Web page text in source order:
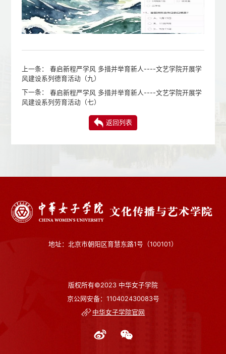
上一条： 春启新程严学风 多措并举育新人----文艺学院开展学
风建设系列德育活动（九）
下一条： 春启新程严学风 多措并举育新人----文艺学院开展学
风建设系列劳育活动（七）
返回列表
地址：北京市朝阳区育慧东路1号（100101）
版权所有©2023 中华女子学院
京公网安备：110402430083号
中华女子学院官网